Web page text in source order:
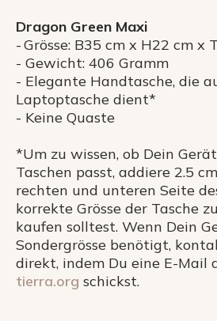
Dragon Green Maxi
- Grösse: B35 cm x H22 cm x
- Gewicht: 406 Gramm
- Elegante Handtasche, die
Laptoptasche dient*
- Keine Quaste
*Um zu wissen, ob Dein
Taschen passt, addiere 2.5
rechten und unteren Seite
korrekte Grösse der Tasche
kaufen solltest. Wenn Dein
Sondergrösse benötigt,
direkt, indem Du eine E-Mail
tierra.org schickst.